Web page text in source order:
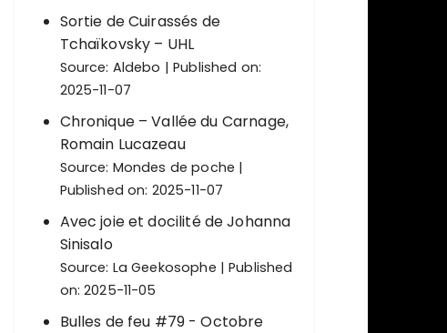
Sortie de Cuirassés de
Tchaïkovsky – UHL
Source: Aldebo
Published on:
2025-11-07
Chronique – Vallée du Carnage,
Romain Lucazeau
Source: Mondes de poche
Published on: 2025-11-07
Avec joie et docilité de Johanna
Sinisalo
Source: La Geekosophe
Published
on: 2025-11-05
Bulles de feu #79 - Octobre